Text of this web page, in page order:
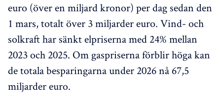
euro (över en miljard kronor) per dag sedan den
1 mars, totalt över 3 miljarder euro. Vind- och
solkraft har sänkt elpriserna med 24% mellan
2023 och 2025. Om gaspriserna förblir höga kan
de totala besparingarna under 2026 nå 67,5
miljarder euro.